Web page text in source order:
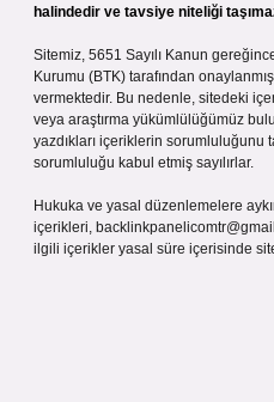
halindedir ve tavsiye niteliği
Sitemiz, 5651 Sayılı Kanun
Kurumu (BTK) tarafından
vermektedir. Bu nedenle, sitedeki
veya araştırma yükümlülüğümüz
yazdıkları içeriklerin sorumluluğunu
sorumluluğu kabul etmiş sayılırlar.
Hukuka ve yasal düzenlemelere
içerikleri,
ilgili içerikler yasal süre içerisinde